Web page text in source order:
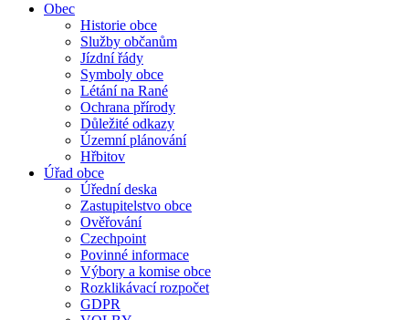
Obec
Historie obce
Služby občanům
Jízdní řády
Symboly obce
Létání na Rané
Ochrana přírody
Důležité odkazy
Územní plánování
Hřbitov
Úřad obce
Úřední deska
Zastupitelstvo obce
Ověřování
Czechpoint
Povinné informace
Výbory a komise obce
Rozklikávací rozpočet
GDPR